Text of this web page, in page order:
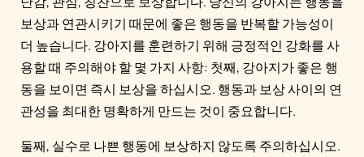
보상과 연관시키기 때문에 좋은 행동을 반복할 가능성이
더 높습니다. 강아지를 훈련하기 위해 긍정적인 강화를 사
용할 때 주의해야 할 몇 가지 사항: 첫째, 강아지가 좋은 행
동을 보이면 즉시 보상을 하십시오. 행동과 보상 사이의 연
관성을 최대한 명확하게 만드는 것이 중요합니다.
둘째, 실수로 나쁜 행동에 보상하지 않도록 주의하십시오.